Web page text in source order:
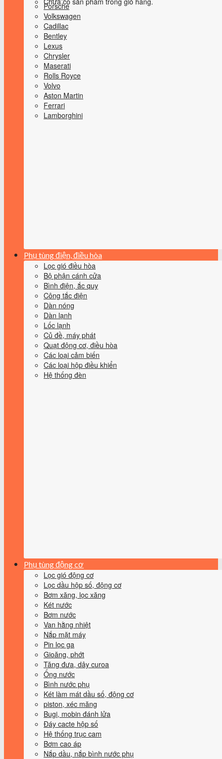
Porsche
Volkswagen
Cadillac
Bentley
Lexus
Chrysler
Maserati
Rolls Royce
Volvo
Aston Martin
Ferrari
Lamborghini
Phụ tùng điện, điều hòa
Lọc gió điều hòa
Bộ phận cánh cửa
Bình điện, ắc quy
Công tắc điện
Dàn nóng
Dàn lạnh
Lốc lạnh
Củ đề, máy phát
Quạt động cơ, điều hòa
Các loại cảm biến
Các loại hộp điều khiển
Hệ thống đèn
Phụ tùng động cơ
Lọc gió động cơ
Lọc dầu hộp số, động cơ
Bơm xăng, lọc xăng
Két nước
Bơm nước
Van hằng nhiệt
Nắp mặt máy
Pin lọc ga
Gioăng, phớt
Tăng đưa, dây curoa
Ống nước
Bình nước phụ
Két làm mát dầu số, động cơ
piston, xéc măng
Bugi, mobin đánh lửa
Đáy cacte hộp số
Hệ thống trục cam
Bơm cao áp
Nắp dầu, nắp bình nước phụ